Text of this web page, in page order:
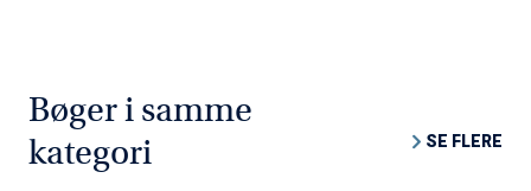
Bøger i samme
kategori
SE FLERE